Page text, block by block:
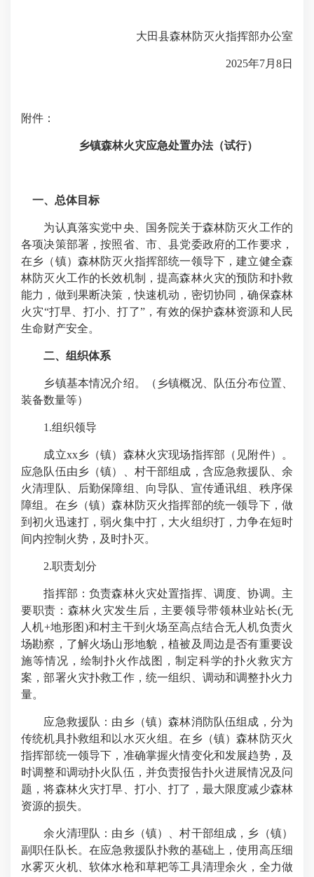
大田县森林防灭火指挥部办公室
2025年7月8日
附件：
乡镇森林火灾应急处置办法（试行）
一、总体目标
为认真落实党中央、国务院关于森林防灭火工作的
各项决策部署，按照省、市、县党委政府的工作要求，
在乡（镇）森林防灭火指挥部统一领导下，建立健全森
林防灭火工作的长效机制，提高森林火灾的预防和扑救
能力，做到果断决策，快速机动，密切协同，确保森林
火灾“打早、打小、打了”，有效的保护森林资源和人民
生命财产安全。
二、组织体系
乡镇基本情况介绍。（乡镇概况、队伍分布位置、
装备数量等）
1.组织领导
成立xx乡（镇）森林火灾现场指挥部（见附件）。
应急队伍由乡（镇）、村干部组成，含应急救援队、余
火清理队、后勤保障组、向导队、宣传通讯组、秩序保
障组。在乡（镇）森林防灭火指挥部的统一领导下，做
到初火迅速打，弱火集中打，大火组织打，力争在短时
间内控制火势，及时扑灭。
2.职责划分
指挥部：负责森林火灾处置指挥、调度、协调。主
要职责：森林火灾发生后，主要领导带领林业站长(无
人机+地形图)和村主干到火场至高点结合无人机负责火
场勘察，了解火场山形地貌，植被及周边是否有重要设
施等情况，绘制扑火作战图，制定科学的扑火救灾方
案，部署火灾扑救工作，统一组织、调动和调整扑火力
量。
应急救援队：由乡（镇）森林消防队伍组成，分为
传统机具扑救组和以水灭火组。在乡（镇）森林防灭火
指挥部统一领导下，准确掌握火情变化和发展趋势，及
时调整和调动扑火队伍，并负责报告扑火进展情况及问
题，将森林火灾打早、打小、打了，最大限度减少森林
资源的损失。
余火清理队：由乡（镇）、村干部组成，乡（镇）
副职任队长。在应急救援队扑救的基础上，使用高压细
水雾灭火机、软体水枪和草耙等工具清理余火，全力做